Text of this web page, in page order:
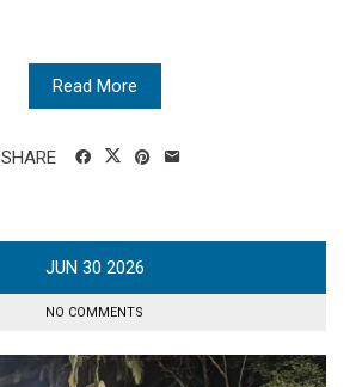
Read More
SHARE
JUN 30 2026
NO COMMENTS